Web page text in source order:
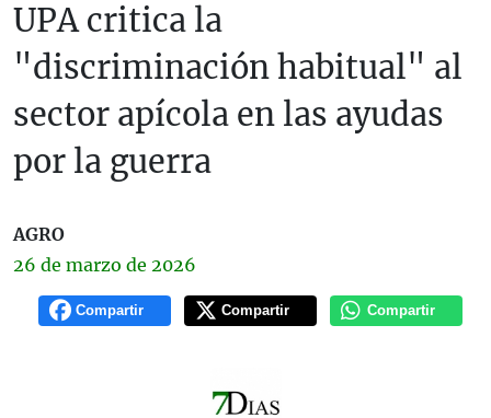
UPA critica la
"discriminación habitual" al
sector apícola en las ayudas
por la guerra
AGRO
26 de marzo de 2026
Compartir Compartir Compartir